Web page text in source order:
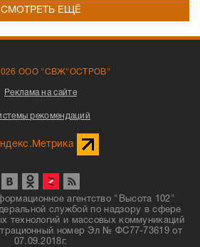
СМОТРЕТЬ ЕЩЁ
ООО "СВЖ"ОСТРОВ"
Реклама на сайте
рекомендаций
агентство "Высота 102"
службой по надзору в сфере
технологий и массовых коммуникаций
номер Эл № ФС77-73619 от
07.09.2018г.